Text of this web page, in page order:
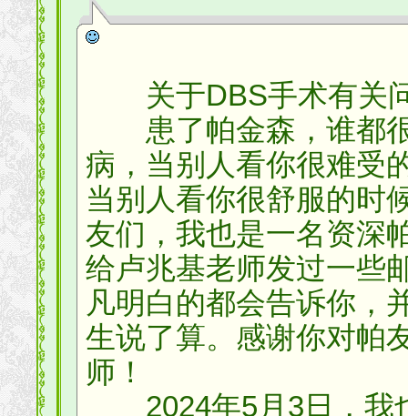
关于DBS手术有关
患了帕金森，谁都很
病，当别人看你很难受
当别人看你很舒服的时
友们，我也是一名资深
给卢兆基老师发过一些
凡明白的都会告诉你，
生说了算。感谢你对帕
师！
2024年5月3日，我